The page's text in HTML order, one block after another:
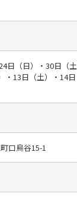
日（日）・30日（土
・13日（土）・14
口烏谷15-1